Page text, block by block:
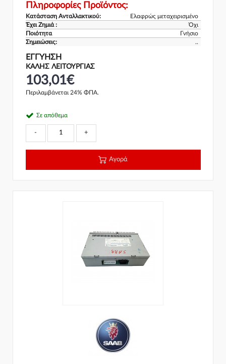
Πληροφορίες Προϊόντος:
Κατάσταση Ανταλλακτικού:
Ελαφρώς μεταχειρισμένο
Έχει Ζημιά :
Όχι
Ποιότητα
Γνήσιο
Σημειώσεις:
..
ΕΓΓΎΗΣΗ
ΚΑΛΗΣ ΛΕΙΤΟΥΡΓΙΑΣ
103,01€
Περιλαμβάνεται 24% ΦΠΑ.
Σε απόθεμα
- +
Αγορά